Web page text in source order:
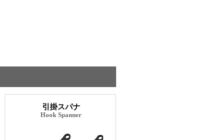
引掛スパナ
Hook Spanner